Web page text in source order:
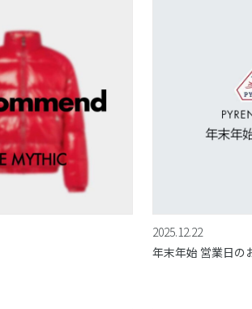
2025.12.22
年末年始 営業日の